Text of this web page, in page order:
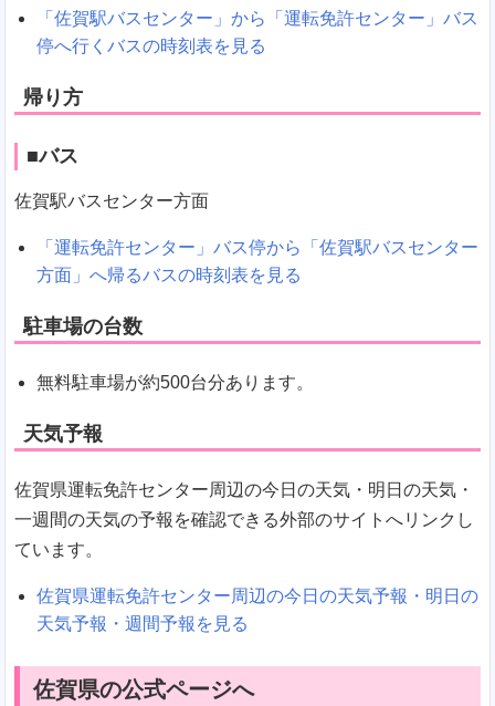
「佐賀駅バスセンター」から「運転免許センター」バス
停へ行くバスの時刻表を見る
帰り方
■バス
佐賀駅バスセンター方面
「運転免許センター」バス停から「佐賀駅バスセンター
方面」へ帰るバスの時刻表を見る
駐車場の台数
無料駐車場が約500台分あります。
天気予報
佐賀県運転免許センター周辺の今日の天気・明日の天気・
一週間の天気の予報を確認できる外部のサイトへリンクし
ています。
佐賀県運転免許センター周辺の今日の天気予報・明日の
天気予報・週間予報を見る
佐賀県の公式ページへ